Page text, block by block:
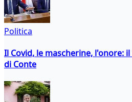
Politica
Il Covid, le mascherine, l'onore:
di Conte